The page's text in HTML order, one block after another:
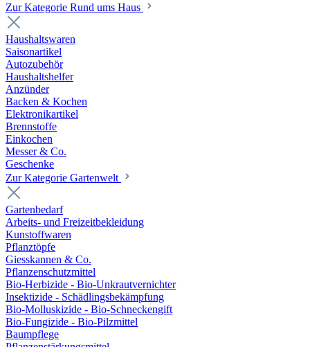
Zur Kategorie Rund ums Haus
Haushaltswaren
Saisonartikel
Autozubehör
Haushaltshelfer
Anzünder
Backen & Kochen
Elektronikartikel
Brennstoffe
Einkochen
Messer & Co.
Geschenke
Zur Kategorie Gartenwelt
Gartenbedarf
Arbeits- und Freizeitbekleidung
Kunstoffwaren
Pflanztöpfe
Giesskannen & Co.
Pflanzenschutzmittel
Bio-Herbizide - Bio-Unkrautvernichter
Insektizide - Schädlingsbekämpfung
Bio-Molluskizide - Bio-Schneckengift
Bio-Fungizide - Bio-Pilzmittel
Baumpflege